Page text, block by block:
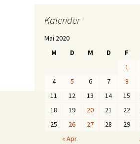
Kalender
Mai 2020
M
D M D F
1
4
5 6 7 8
11
12 13 14 15
18
19 20 21 22
25
26 27 28 29
« Apr.